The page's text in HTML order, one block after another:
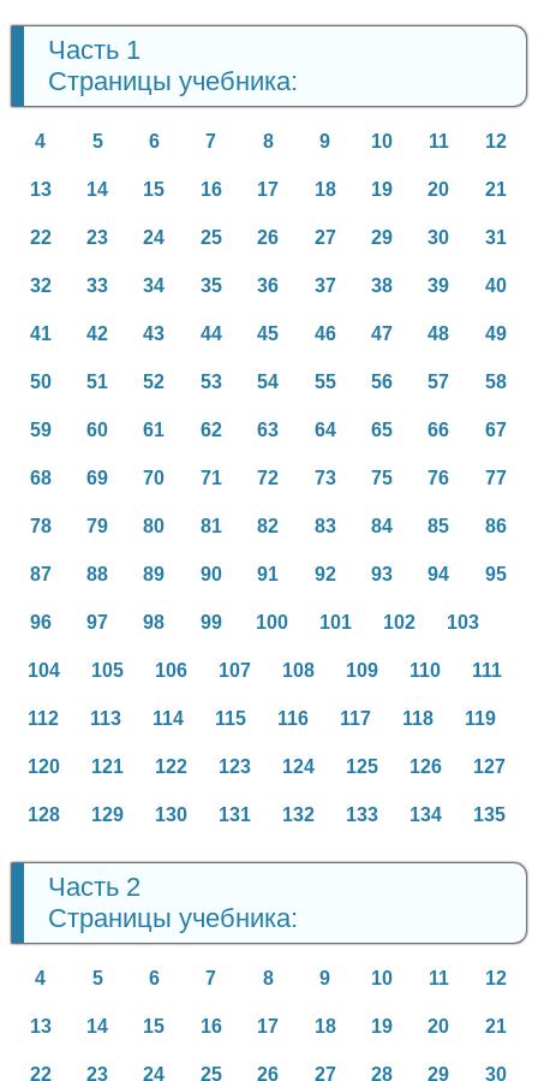
Часть 1
Страницы учебника:
4 5 6 7 8 9 10 11 12
13 14 15 16 17 18 19 20 21
22 23 24 25 26 27 29 30 31
32 33 34 35 36 37 38 39 40
41 42 43 44 45 46 47 48 49
50 51 52 53 54 55 56 57 58
59 60 61 62 63 64 65 66 67
68 69 70 71 72 73 75 76 77
78 79 80 81 82 83 84 85 86
87 88 89 90 91 92 93 94 95
96 97 98 99 100 101 102 103
104 105 106 107 108 109 110 111
112 113 114 115 116 117 118 119
120 121 122 123 124 125 126 127
128 129 130 131 132 133 134 135
Часть 2
Страницы учебника:
4 5 6 7 8 9 10 11 12
13 14 15 16 17 18 19 20 21
22 23 24 25 26 27 28 29 30